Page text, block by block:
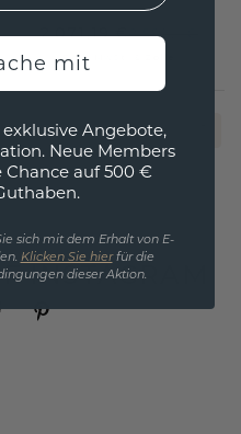
2.071,19 €2.589,- €
Exkl. MwSt. & Zölle
INSTAGRAM
mit
Angebote,
Neue Members
Chance auf 500 €
sich mit dem Erhalt von E-
Klicken Sie hierfür die
dieser Aktion.